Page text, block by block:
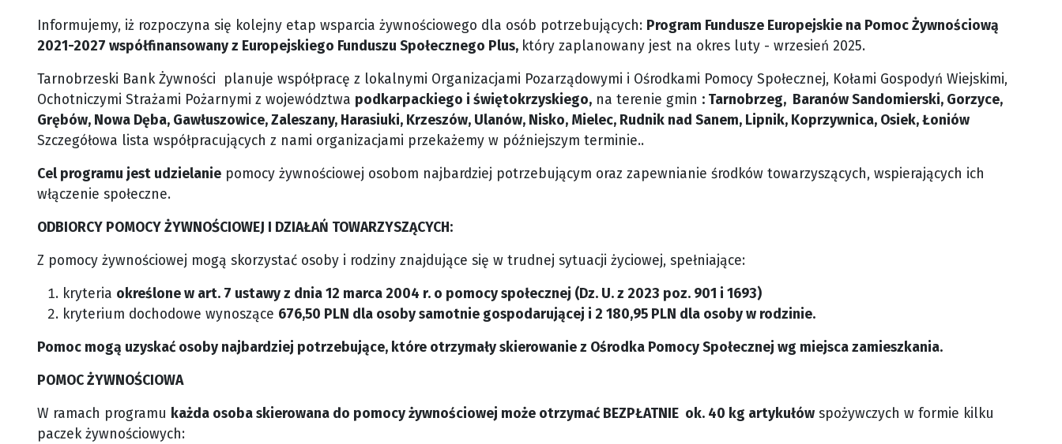
Informujemy, iż rozpoczyna się kolejny etap wsparcia żywnościowego dla osób potrzebujących: Program Fundusze Europejskie na Pomoc Żywnościową
2021-2027 współfinansowany z Europejskiego Funduszu Społecznego Plus, który zaplanowany jest na okres luty - wrzesień 2025.
Tarnobrzeski Bank Żywności planuje współpracę z lokalnymi Organizacjami Pozarządowymi i Ośrodkami Pomocy Społecznej, Kołami Gospodyń Wiejskimi,
Ochotniczymi Strażami Pożarnymi z województwa podkarpackiego i świętokrzyskiego, na terenie gmin : Tarnobrzeg, Baranów Sandomierski, Gorzyce,
Grębów, Nowa Dęba, Gawłuszowice, Zaleszany, Harasiuki, Krzeszów, Ulanów, Nisko, Mielec, Rudnik nad Sanem, Lipnik, Koprzywnica, Osiek, Łoniów
Szczegółowa lista współpracujących z nami organizacjami przekażemy w późniejszym terminie..
Cel programu jest udzielanie pomocy żywnościowej osobom najbardziej potrzebującym oraz zapewnianie środków towarzyszących, wspierających ich
włączenie społeczne.
ODBIORCY POMOCY ŻYWNOŚCIOWEJ I DZIAŁAŃ TOWARZYSZĄCYCH:
Z pomocy żywnościowej mogą skorzystać osoby i rodziny znajdujące się w trudnej sytuacji życiowej, spełniające:
kryteria określone w art. 7 ustawy z dnia 12 marca 2004 r. o pomocy społecznej (Dz. U. z 2023 poz. 901 i 1693)
kryterium dochodowe wynoszące 676,50 PLN dla osoby samotnie gospodarującej i 2 180,95 PLN dla osoby w rodzinie.
Pomoc mogą uzyskać osoby najbardziej potrzebujące, które otrzymały skierowanie z Ośrodka Pomocy Społecznej wg miejsca zamieszkania.
POMOC ŻYWNOŚCIOWA
W ramach programu każda osoba skierowana do pomocy żywnościowej może otrzymać BEZPŁATNIE ok. 40 kg artykułów spożywczych w formie kilku
paczek żywnościowych: